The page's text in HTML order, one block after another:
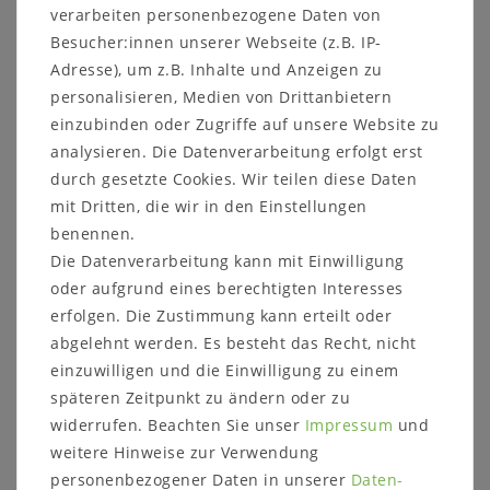
Produktsicherheit
Produktbewertung
Echtholz Vitrinenschrank Horizont
Kernbuche oder Wildeiche
Massivholz natur oder bianco geölt
Die Vitrine verfügt oben über 2 Glastüren mit je
einem Glas-Einlegeboden und unten über 2
Holztüren mit je einem Holz-Einlegeboden.
Zwischen den oberen und unteren Holztüren
befindet sich je eine Schublade.
Die Vitrine ist mit Metall- (wahlweise aus Edelstahl
oder Rohstahl) oder Holzgriffen ausgestattet.
verarbeiten personenbezogene Daten von
Besucher:innen unserer Webseite (z.B. IP-
Adresse), um z.B. Inhalte und Anzeigen zu
personalisieren, Medien von Drittanbietern
einzubinden oder Zugriffe auf unsere Website zu
analysieren. Die Datenverarbeitung erfolgt erst
durch gesetzte Cookies. Wir teilen diese Daten
mit Dritten, die wir in den Einstellungen
benennen.
Die Datenverarbeitung kann mit Einwilligung
oder aufgrund eines berechtigten Interesses
erfolgen. Die Zustimmung kann erteilt oder
abgelehnt werden. Es besteht das Recht, nicht
einzuwilligen und die Einwilligung zu einem
späteren Zeitpunkt zu ändern oder zu
widerrufen. Beachten Sie unser Impressum und
weitere Hinweise zur Verwendung
personenbezogener Daten in unserer Daten­